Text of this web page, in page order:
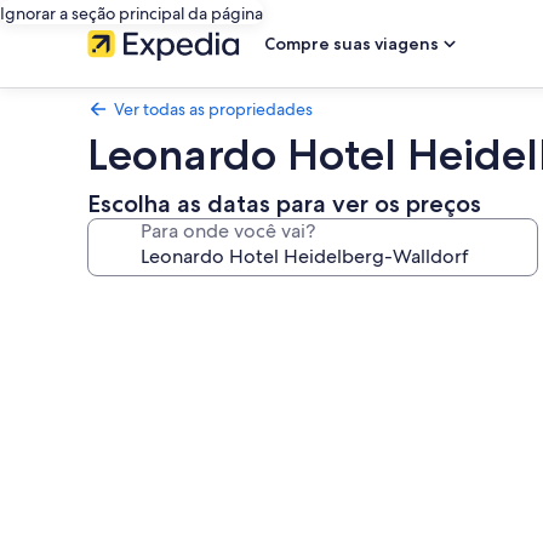
Ignorar a seção principal da página
Compre suas viagens
Ver todas as propriedades
Leonardo Hotel
Escolha as datas para ver os preços
Para onde você vai?